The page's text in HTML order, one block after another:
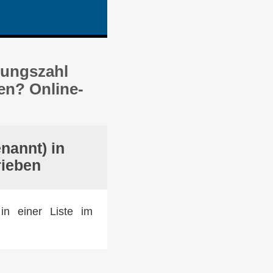
Online-
in
in einer Liste im